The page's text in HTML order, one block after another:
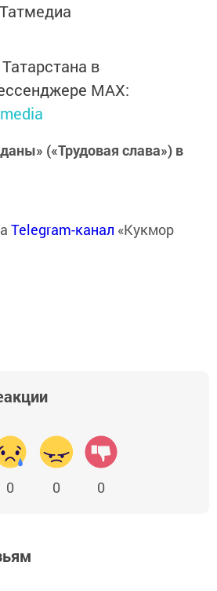
Татмедиа
в
MАХ:
(«Трудовая слава») в
Telegram-канал «Кукмор
0 0 0